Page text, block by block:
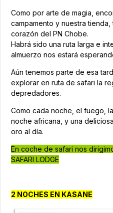
Como por arte de magia,
campamento y nuestra
corazón del PN Chobe.
Habrá sido una ruta larga e
almuerzo nos estará
Aún tenemos parte de esa
explorar en ruta de safari la
depredadores.
Como cada noche, el fuego,
noche africana, y una
oro al día.
En coche de safari nos
SAFARI LODGE
2 NOCHES EN KASANE